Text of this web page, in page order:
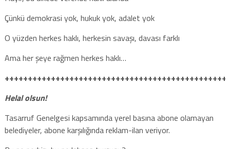
Çünkü demokrasi yok, hukuk yok, adalet yok
O yüzden herkes haklı, herkesin savaşı, davası farklı
Ama her şeye rağmen herkes haklı…
Helal olsun!
Tasarruf Genelgesi kapsamında yerel basına abone olamayan
belediyeler, abone karşılığında reklam-ilan veriyor.